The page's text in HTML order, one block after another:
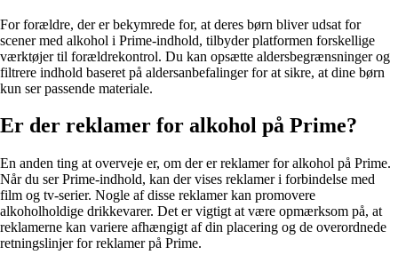
For forældre, der er bekymrede for, at deres børn bliver udsat for
scener med alkohol i Prime-indhold, tilbyder platformen forskellige
værktøjer til forældrekontrol. Du kan opsætte aldersbegrænsninger og
filtrere indhold baseret på aldersanbefalinger for at sikre, at dine børn
kun ser passende materiale.
Er der reklamer for alkohol på Prime?
En anden ting at overveje er, om der er reklamer for alkohol på Prime.
Når du ser Prime-indhold, kan der vises reklamer i forbindelse med
film og tv-serier. Nogle af disse reklamer kan promovere
alkoholholdige drikkevarer. Det er vigtigt at være opmærksom på, at
reklamerne kan variere afhængigt af din placering og de overordnede
retningslinjer for reklamer på Prime.